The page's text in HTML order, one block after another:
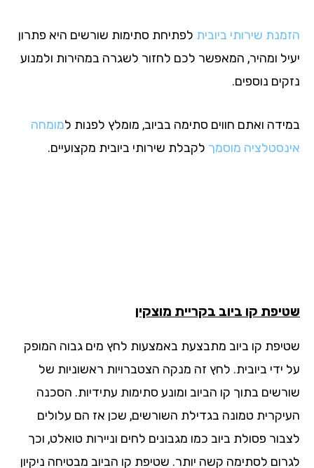
שירותי ביוביתלפתיחת סתימות שורשים היא פתרון
ומהיר, המאפשר לכם לחזור לשגרה במהירות ולמנוע
נוספים.
ואתם חווים סתימה בביוב, מומלץ לפנות למומחה
מוסמךלקבלת שירותי ביובית מקצועיים.
קו ביוב בקריית מוצקין
קו ביוב מתבצעת באמצעות לחץ מים גבוה המופק
ידי ביובית. לחץ זה מנקה הצטברויות ראשוניות של
בתוך קו הביוב ומונע סתימות עתידיות. הסכנה
טמונה בגדילת השורשים, שכן אז הם עלולים
פסולת ביוב כמו מגבונים לחים וניירות טואלט, וכך
לסתימה קשה יותר. שטיפת קו הביוב מבטיחה ניקיון